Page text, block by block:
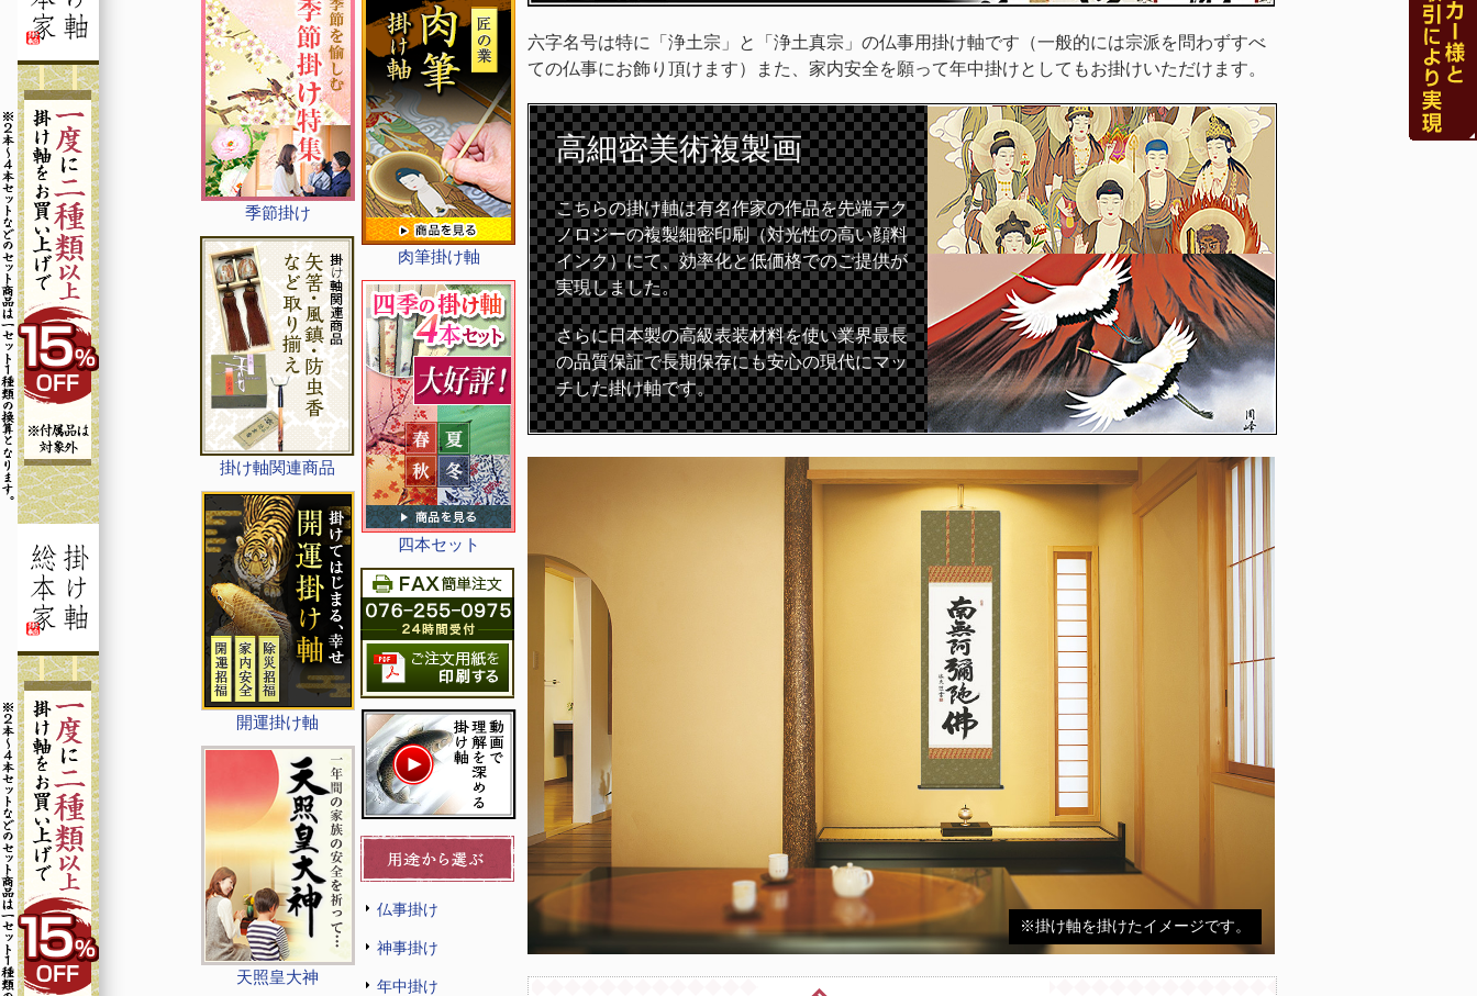
季節掛け
掛け軸関連商品
開運掛け軸
天照皇大神
肉筆掛け軸
四本セット
仏事掛け
神事掛け
年中掛け
六字名号は特に「浄土宗」と「浄土真宗」の仏事用掛け軸です（一般的には宗派を問わずすべ
ての仏事にお飾り頂けます）また、家内安全を願って年中掛けとしてもお掛けいただけます。
高細密美術複製画
こちらの掛け軸は有名作家の作品を先端テク
ノロジーの複製細密印刷（対光性の高い顔料
インク）にて、効率化と低価格でのご提供が
実現しました。
さらに日本製の高級表装材料を使い業界最長
の品質保証で長期保存にも安心の現代にマッ
チした掛け軸です。
※掛け軸を掛けたイメージです。